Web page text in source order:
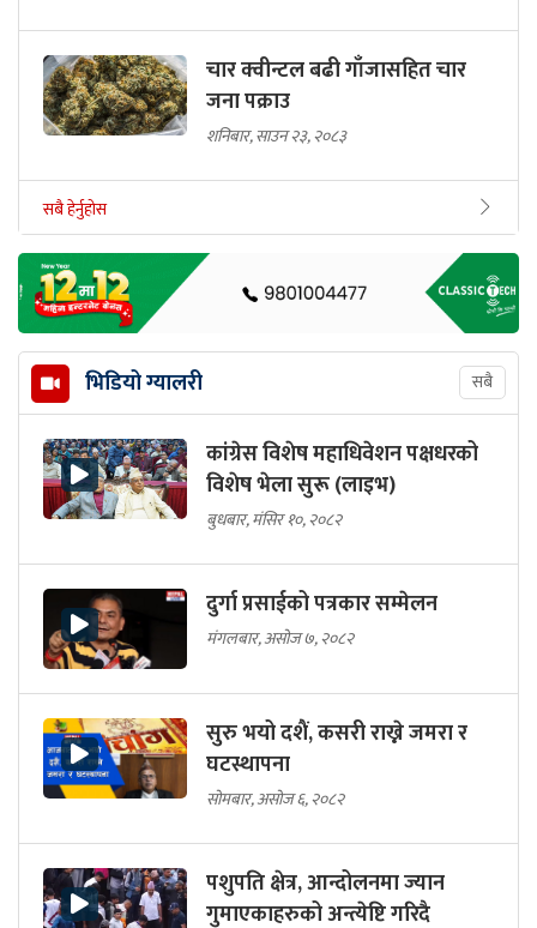
चार क्वीन्टल बढी गाँजासहित चार
जना पक्राउ
शनिबार, साउन २३, २०८३
सबै हेर्नुहोस
भिडियो ग्यालरी सबै
कांग्रेस विशेष महाधिवेशन पक्षधरको
विशेष भेला सुरू (लाइभ)
बुधबार, मंसिर १०, २०८२
दुर्गा प्रसाईको पत्रकार सम्मेलन
मंगलबार, असोज ७, २०८२
सुरु भयो दशैं, कसरी राख्ने जमरा र
घटस्थापना
सोमबार, असोज ६, २०८२
पशुपति क्षेत्र, आन्दोलनमा ज्यान
गुमाएकाहरुको अन्त्येष्टि गरिदै